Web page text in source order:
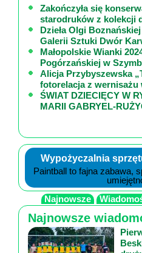
Zakończyła się
starodruków z kolekcji
Dzieła Olgi
Galerii Sztuki Dwór
Małopolskie Wianki
Pogórzańskiej w
Alicja Przybyszewska
fotorelacja z wernisażu
ŚWIAT DZIECIĘCY W
MARII GABRYEL-
Wypożyczalnia
Paintball to fajna zabawa,
Najnowsze
Najnowsze